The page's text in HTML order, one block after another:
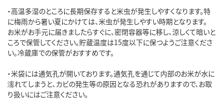
・高温多湿のところに長期保存すると米虫が発生しやすくなります。特
に梅雨から暑い夏にかけては、米虫が発生しやすい時期となります。
お米がお手元に届きましたらすぐに、密閉容器等に移し、涼しくて暗いと
ころで保管してください。貯蔵温度は15度以下に保つようご注意くださ
い。冷蔵庫での保管がおすすめです。
・米袋には通気孔が開いております。通気孔を通じて内部のお米が水に
濡れてしまうと、カビの発生等の原因となる恐れがありますので、お取
り扱いにはご注意ください。